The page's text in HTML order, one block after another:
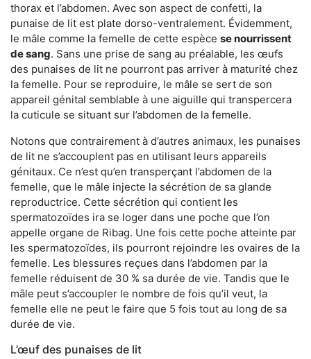
thorax et l’abdomen. Avec son aspect de confetti, la
punaise de lit est plate dorso-ventralement. Évidemment,
le mâle comme la femelle de cette espèce se nourrissent
de sang. Sans une prise de sang au préalable, les œufs
des punaises de lit ne pourront pas arriver à maturité chez
la femelle. Pour se reproduire, le mâle se sert de son
appareil génital semblable à une aiguille qui transpercera
la cuticule se situant sur l’abdomen de la femelle.
Notons que contrairement à d’autres animaux, les punaises
de lit ne s’accouplent pas en utilisant leurs appareils
génitaux. Ce n’est qu’en transperçant l’abdomen de la
femelle, que le mâle injecte la sécrétion de sa glande
reproductrice. Cette sécrétion qui contient les
spermatozoïdes ira se loger dans une poche que l’on
appelle organe de Ribag. Une fois cette poche atteinte par
les spermatozoïdes, ils pourront rejoindre les ovaires de la
femelle. Les blessures reçues dans l’abdomen par la
femelle réduisent de 30 % sa durée de vie. Tandis que le
mâle peut s’accoupler le nombre de fois qu’il veut, la
femelle elle ne peut le faire que 5 fois tout au long de sa
durée de vie.
L’œuf des punaises de lit